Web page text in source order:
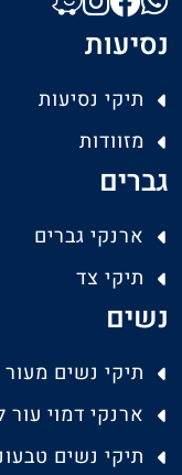
נסיעות
תיקי נסיעות
מזוודות
גברים
ארנקי גברים
תיקי צד
נשים
תיקי נשים מעור
ארנקי דמוי עור
תיקי נשים